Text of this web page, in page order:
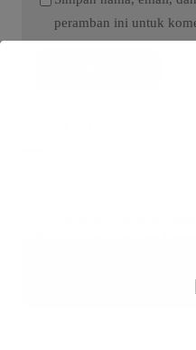
peramban ini untuk